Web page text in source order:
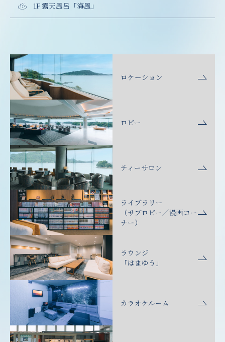
1F 露天風呂「海風」
ロケーション
ロビー
ティーサロン
ライブラリー
（サブロビー／漫画コー
ナー）
ラウンジ
「はまゆう」
カラオケルーム